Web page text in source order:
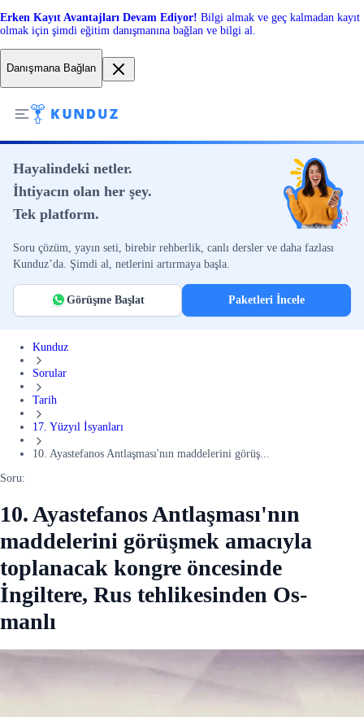
Erken Kayıt Avantajları Devam Ediyor! Bilgi almak ve geç kalmadan kayıt
olmak için şimdi eğitim danışmanına bağlan ve bilgi al.
Danışmana Bağlan
Hayalindeki netler.
İhtiyacın olan her şey.
Tek platform.
Soru çözüm, yayın seti, birebir rehberlik, canlı dersler ve daha fazlası
Kunduz’da. Şimdi al, netlerini artırmaya başla.
Görüşme Başlat Paketleri İncele
Kunduz
Sorular
Tarih
17. Yüzyıl İsyanları
10. Ayastefanos Antlaşması'nın maddelerini görüş...
Soru:
10. Ayastefanos Antlaşması'nın
maddelerini görüşmek amacıyla
toplanacak kongre öncesinde
İngiltere, Rus tehlikesinden Os-
manlı